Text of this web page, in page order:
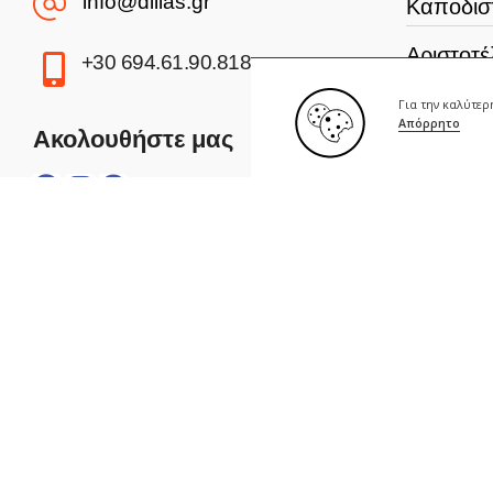
Για την
Απόρρητο
+30 694.61.90.818
Ακολουθήστε μας